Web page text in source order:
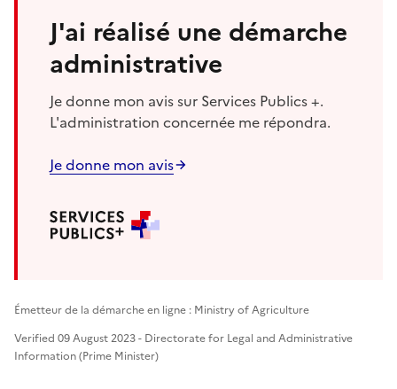
J'ai réalisé une démarche
administrative
Je donne mon avis sur Services Publics +.
L'administration concernée me répondra.
Je donne mon avis
Émetteur de la démarche en ligne : Ministry of Agriculture
Verified 09 August 2023 - Directorate for Legal and Administrative
Information (Prime Minister)